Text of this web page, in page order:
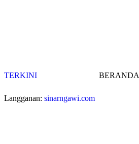
TERKINI BERANDA
Langganan: sinarngawi.com